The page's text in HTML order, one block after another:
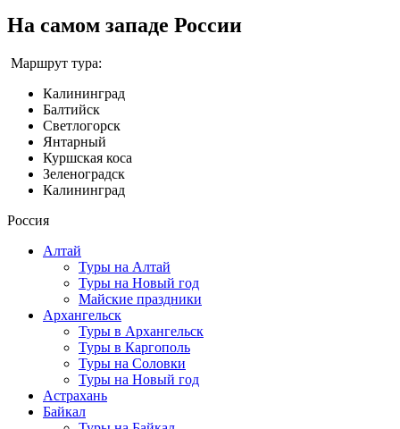
На самом западе России
Маршрут тура:
Калининград
Балтийск
Светлогорск
Янтарный
Куршская коса
Зеленоградск
Калининград
Россия
Алтай
Туры на Алтай
Туры на Новый год
Майские праздники
Архангельск
Туры в Архангельск
Туры в Каргополь
Туры на Соловки
Туры на Новый год
Астрахань
Байкал